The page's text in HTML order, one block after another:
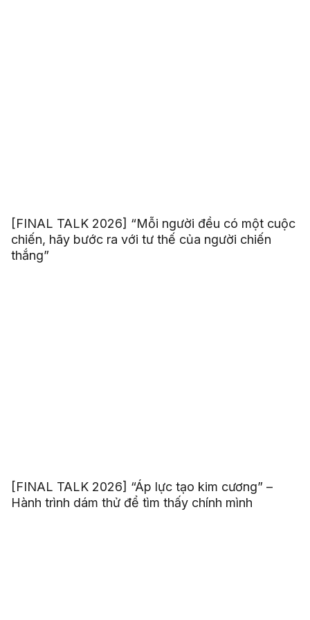
[FINAL TALK 2026] “Mỗi người đều có một cuộc
chiến, hãy bước ra với tư thế của người chiến
thắng”
[FINAL TALK 2026] “Áp lực tạo kim cương” –
Hành trình dám thử để tìm thấy chính mình